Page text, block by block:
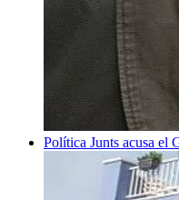
Política Junts acusa el